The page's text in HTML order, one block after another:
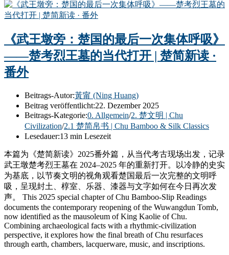
《武王墩旁：楚国的最后一次集体呼吸》
——楚考烈王墓的当代打开 | 楚简新读 ·
番外
Beitrags-Autor:黃甯 (Ning Huang)
Beitrag veröffentlicht:22. Dezember 2025
Beitrags-Kategorie:0. Allgemein/2. 楚文明 | Chu
Civilization/2.1 楚简帛书 | Chu Bamboo & Silk Classics
Lesedauer:13 min Lesezeit
本篇为《楚简新读》2025番外篇，从当代考古现场出发，记录
武王墩楚考烈王墓在 2024–2025 年的重新打开。以冷静的史实
为基底，以节奏文明的视角观看楚国最后一次完整的文明呼
吸，呈现封土、椁室、乐器、漆器与文字如何在今日再次发
声。 This 2025 special chapter of Chu Bamboo-Slip Readings
documents the contemporary reopening of the Wuwangdun Tomb,
now identified as the mausoleum of King Kaolie of Chu.
Combining archaeological facts with a rhythmic-civilization
perspective, it explores how the final breath of Chu resurfaces
through earth, chambers, lacquerware, music, and inscriptions.